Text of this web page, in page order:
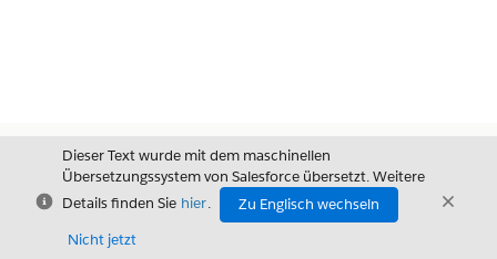
Schließen
Dieser Text wurde mit dem maschinellen
Übersetzungssystem von Salesforce übersetzt. Weitere
Details finden Sie hier.
Zu Englisch wechseln
Nicht jetzt